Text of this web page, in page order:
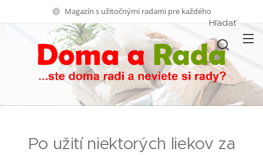
Magazín s užitočnými radami pre každého
Hľadať
Po užití niektorých liekov za